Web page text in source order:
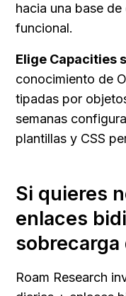
hacia una base
funcional.
Elige Capacities
conocimiento de
tipadas por
semanas
plantillas y CSS
Si quieres
enlaces
Roam Research